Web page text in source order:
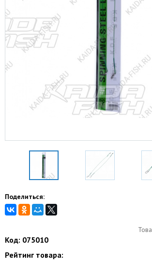
Поделиться:
Код: 075010
Рейтинг товара: